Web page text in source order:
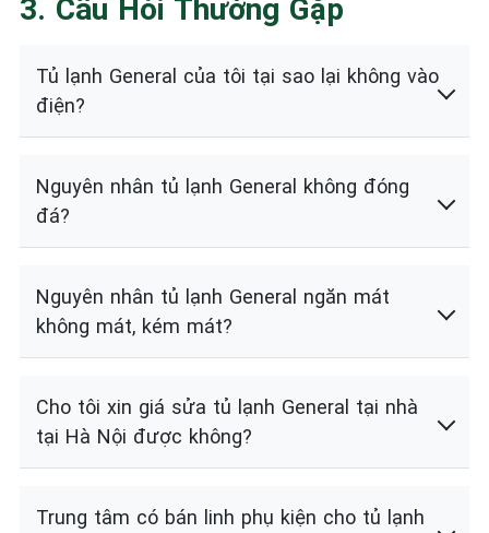
3. Câu Hỏi Thường Gặp
Tủ lạnh General của tôi tại sao lại không vào
điện?
Nguyên nhân tủ lạnh General không đóng
đá?
Nguyên nhân tủ lạnh General ngăn mát
không mát, kém mát?
Cho tôi xin giá sửa tủ lạnh General tại nhà
tại Hà Nội được không?
Trung tâm có bán linh phụ kiện cho tủ lạnh